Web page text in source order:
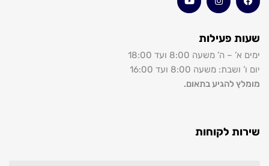
שעות פעילות
ימים א’ – ה’ משעה 8:00 ועד 18:00
יום ו’ ושבת: משעה 8:00 ועד 16:00
מומלץ להגיע בתאום.
שירות לקוחות